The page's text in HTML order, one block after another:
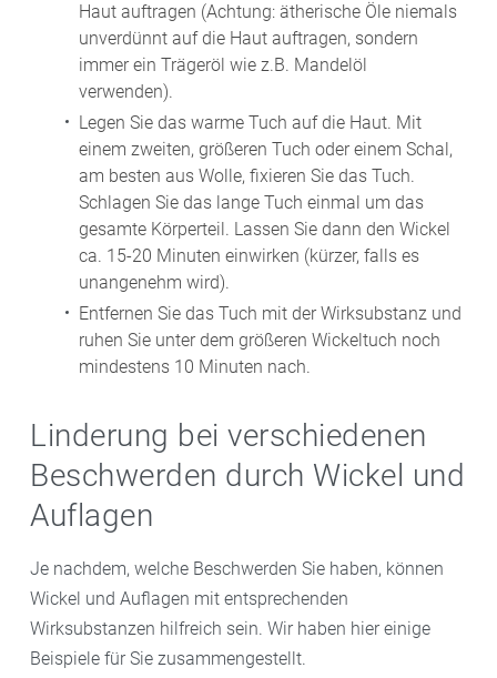
Haut auftragen (Achtung: ätherische Öle niemals
unverdünnt auf die Haut auftragen, sondern
immer ein Trägeröl wie z.B. Mandelöl
verwenden).
Legen Sie das warme Tuch auf die Haut. Mit
einem zweiten, größeren Tuch oder einem Schal,
am besten aus Wolle, fixieren Sie das Tuch.
Schlagen Sie das lange Tuch einmal um das
gesamte Körperteil. Lassen Sie dann den Wickel
ca. 15-20 Minuten einwirken (kürzer, falls es
unangenehm wird).
Entfernen Sie das Tuch mit der Wirksubstanz und
ruhen Sie unter dem größeren Wickeltuch noch
mindestens 10 Minuten nach.
Linderung bei verschiedenen
Beschwerden durch Wickel und
Auflagen
Je nachdem, welche Beschwerden Sie haben, können
Wickel und Auflagen mit entsprechenden
Wirksubstanzen hilfreich sein. Wir haben hier einige
Beispiele für Sie zusammengestellt.